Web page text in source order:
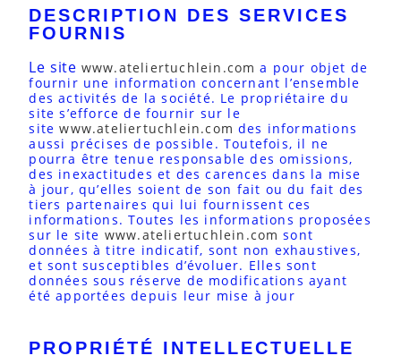
DESCRIPTION DES SERVICES
FOURNIS
Le site www.ateliertuchlein.com a pour objet de
fournir une information concernant l’ensemble
des activités de la société. Le propriétaire du
site s’efforce de fournir sur le
sitewww.ateliertuchlein.com des informations
aussi précises de possible. Toutefois, il ne
pourra être tenue responsable des omissions,
des inexactitudes et des carences dans la mise
à jour, qu’elles soient de son fait ou du fait des
tiers partenaires qui lui fournissent ces
informations. Toutes les informations proposées
sur le site www.ateliertuchlein.com sont
données à titre indicatif, sont non exhaustives,
et sont susceptibles d’évoluer. Elles sont
données sous réserve de modifications ayant
été apportées depuis leur mise à jour
PROPRIÉTÉ INTELLECTUELLE